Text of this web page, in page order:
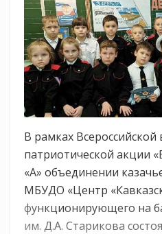
В рамках Всероссийской
патриотической акции
«А» объединении
МБУДО «Центр
функционирующего на
им. Д.А. Старикова